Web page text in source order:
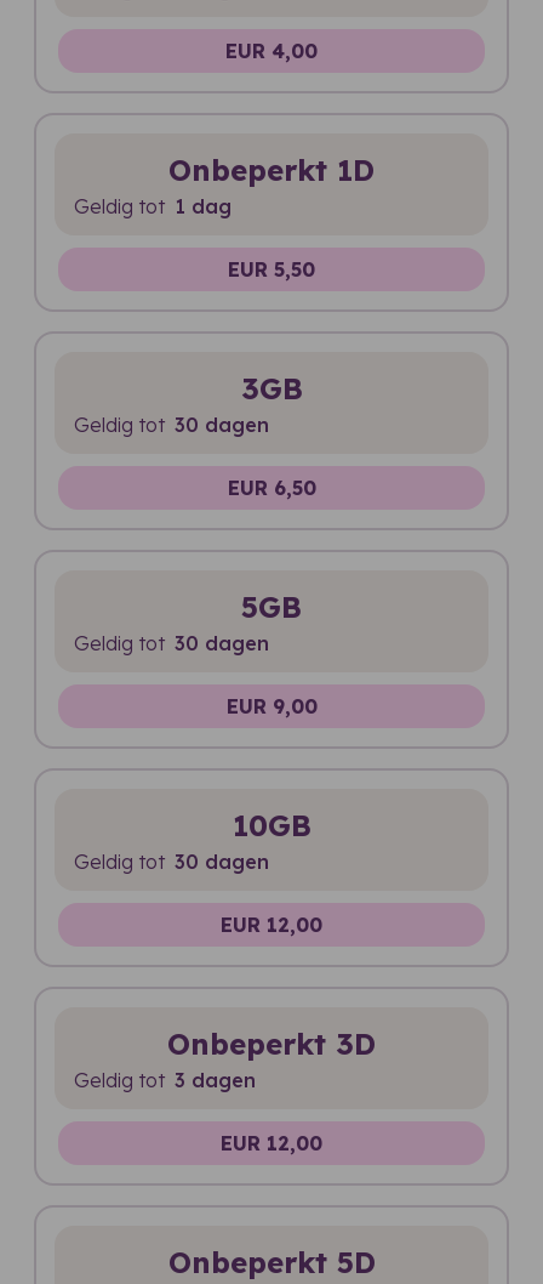
EUR 4,00
Onbeperkt 1D
Geldig tot 1 dag
EUR 5,50
3GB
Geldig tot 30 dagen
EUR 6,50
5GB
Geldig tot 30 dagen
EUR 9,00
10GB
Geldig tot 30 dagen
EUR 12,00
Onbeperkt 3D
Geldig tot 3 dagen
EUR 12,00
Onbeperkt 5D